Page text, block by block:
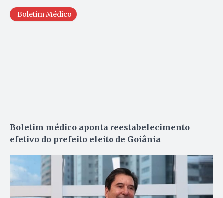
Boletim Médico
Boletim médico aponta reestabelecimento
efetivo do prefeito eleito de Goiânia